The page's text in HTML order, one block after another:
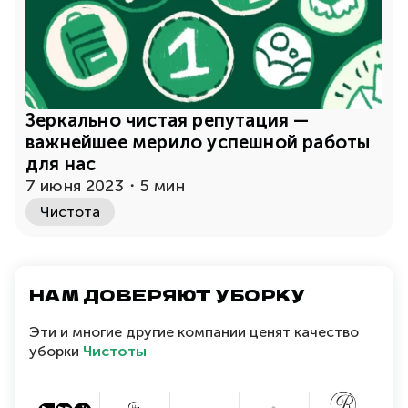
придерживается. Поэтому за хорошим сервисом и
ценой к Нам!
КАК ПОРЯДОК В КВАРТИРЕ
ВЛИЯЕТ НА ПСИХИКУ?
Много исследований было проведено на тему, как
уборка может отразиться на ментальном здоровье
и настроении человека. Результаты заставляют
задуматься, так как статистика показывает, что
Для тех, кто работает с дома это особенно важно.
вокруг куча мусора. Да и для любого другого
аспект ментального здоровья.
Зеркально чистая репутация —
важнейшее мерило успешной работы
для нас
Чистота
7 июня 2023 ・ 5 мин
НАМ ДОВЕРЯЮТ УБОРКУ
Эти и многие другие компании ценят качество
уборки Чистоты